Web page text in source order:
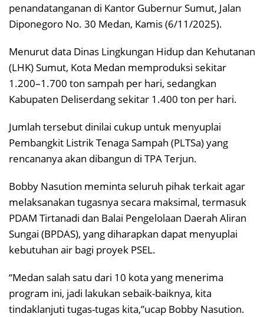
penandatanganan di Kantor Gubernur Sumut, Jalan
Diponegoro No. 30 Medan, Kamis (6/11/2025).
Menurut data Dinas Lingkungan Hidup dan Kehutanan
(LHK) Sumut, Kota Medan memproduksi sekitar
1.200–1.700 ton sampah per hari, sedangkan
Kabupaten Deliserdang sekitar 1.400 ton per hari.
Jumlah tersebut dinilai cukup untuk menyuplai
Pembangkit Listrik Tenaga Sampah (PLTSa) yang
rencananya akan dibangun di TPA Terjun.
Bobby Nasution meminta seluruh pihak terkait agar
melaksanakan tugasnya secara maksimal, termasuk
PDAM Tirtanadi dan Balai Pengelolaan Daerah Aliran
Sungai (BPDAS), yang diharapkan dapat menyuplai
kebutuhan air bagi proyek PSEL.
“Medan salah satu dari 10 kota yang menerima
program ini, jadi lakukan sebaik-baiknya, kita
tindaklanjuti tugas-tugas kita,”ucap Bobby Nasution.